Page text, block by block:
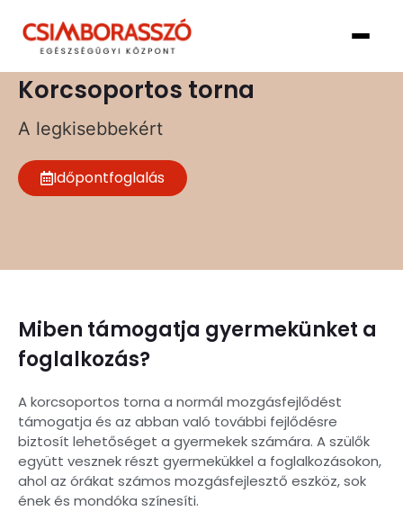
Korcsoportos torna
A legkisebbekért
Időpontfoglalás
Miben támogatja gyermekünket a
foglalkozás?
A korcsoportos torna a normál mozgásfejlődést
támogatja és az abban való további fejlődésre
biztosít lehetőséget a gyermekek számára. A szülők
együtt vesznek részt gyermekükkel a foglalkozásokon,
ahol az órákat számos mozgásfejlesztő eszköz, sok
ének és mondóka színesíti.